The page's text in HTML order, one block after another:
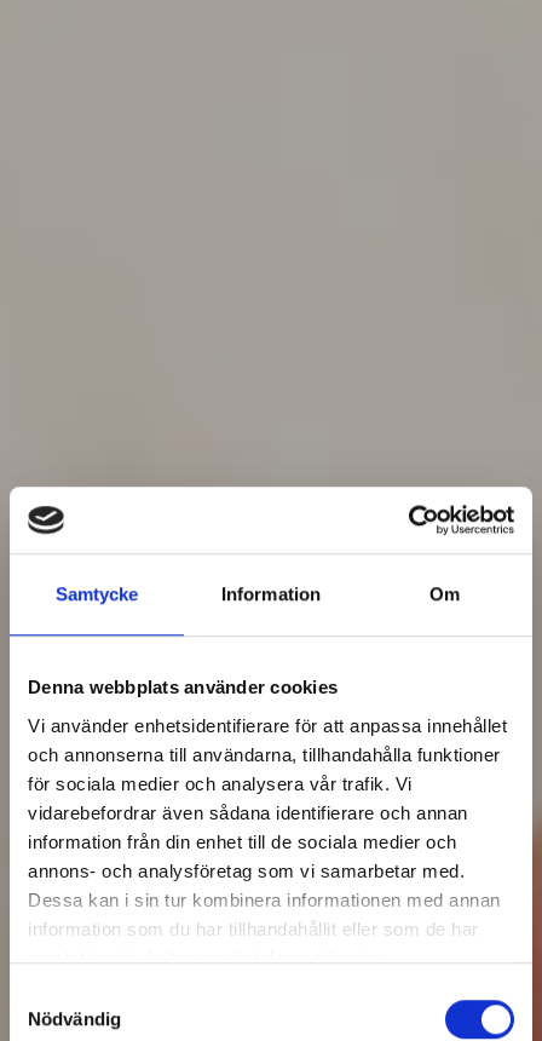
Samtycke Information Om
Denna webbplats använder cookies
Vi använder enhetsidentifierare för att anpassa innehållet
och annonserna till användarna, tillhandahålla funktioner
för sociala medier och analysera vår trafik. Vi
vidarebefordrar även sådana identifierare och annan
information från din enhet till de sociala medier och
annons- och analysföretag som vi samarbetar med.
Dessa kan i sin tur kombinera informationen med annan
information som du har tillhandahållit eller som de har
samlat in när du har använt deras tjänster.
Nödvändig